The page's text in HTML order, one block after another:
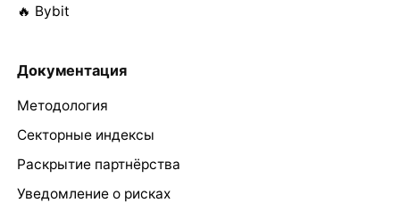
🔥 Bybit
Документация
Методология
Секторные индексы
Раскрытие партнёрства
Уведомление о рисках